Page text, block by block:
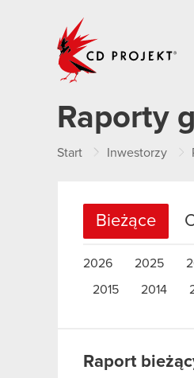
Raporty
Start Inwestorzy
Bieżące
2026 2025
2015 2014
Raport